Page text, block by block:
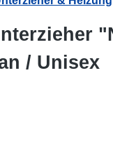
/ Unisex